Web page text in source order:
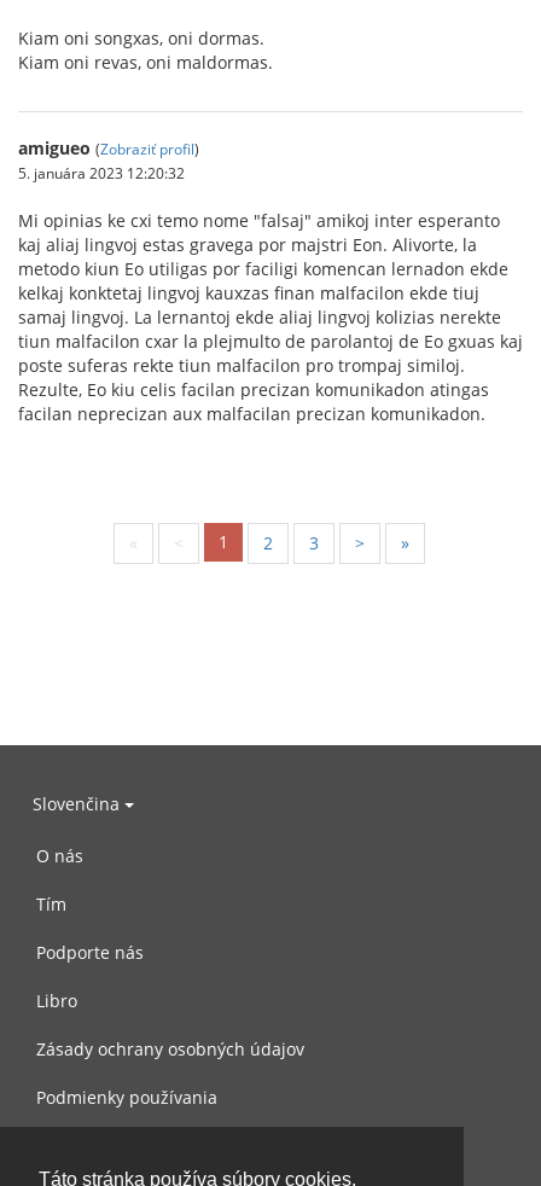
Táto stránka používa súbory cookies.
Kiam oni songxas, oni dormas.
Kiam oni revas, oni maldormas.
amigueo (Zobraziť profil)
5. januára 2023 12:20:32
Mi opinias ke cxi temo nome "falsaj" amikoj inter esperanto
kaj aliaj lingvoj estas gravega por majstri Eon. Alivorte, la
metodo kiun Eo utiligas por faciligi komencan lernadon ekde
kelkaj konktetaj lingvoj kauxzas finan malfacilon ekde tiuj
samaj lingvoj. La lernantoj ekde aliaj lingvoj kolizias nerekte
tiun malfacilon cxar la plejmulto de parolantoj de Eo gxuas kaj
poste suferas rekte tiun malfacilon pro trompaj similoj.
Rezulte, Eo kiu celis facilan precizan komunikadon atingas
facilan neprecizan aux malfacilan precizan komunikadon.
« < 1 2 3 > »
Slovenčina
O nás
Tím
Podporte nás
Libro
Zásady ochrany osobných údajov
Podmienky používania